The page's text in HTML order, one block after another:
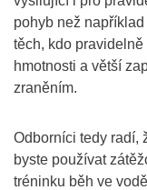
pohyb než
těch, kdo
hmotnosti a větší
zraněním.
Odborníci tedy radí,
byste používat
tréninku běh ve